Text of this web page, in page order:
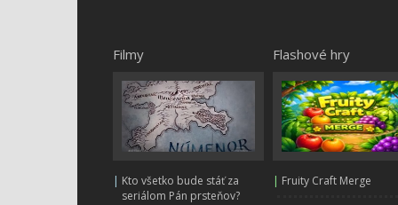
Filmy
| Kto všetko bude stáť za
seriálom Pán prsteňov?
Flashové hry
| Fruity Craft Merge